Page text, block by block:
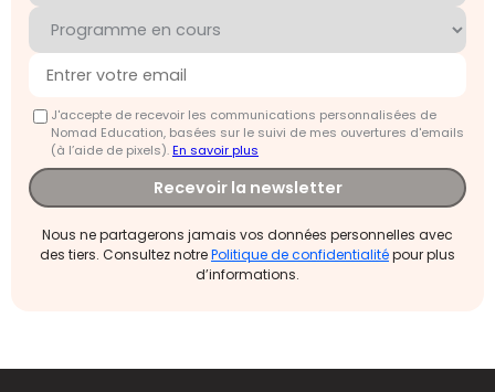
J'accepte de recevoir les communications personnalisées de
Nomad Education, basées sur le suivi de mes ouvertures d'emails
(à l’aide de pixels).En savoir plus
Recevoir la newsletter
Nous ne partagerons jamais vos données personnelles avec
des tiers. Consultez notrePolitique de confidentialitépour plus
d’informations.